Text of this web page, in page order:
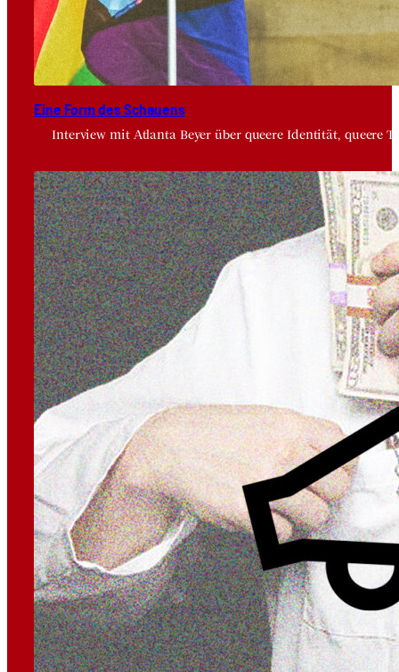
Eine Form des Schau­ens
Interview mit Atlanta Beyer über queere Identität, queere